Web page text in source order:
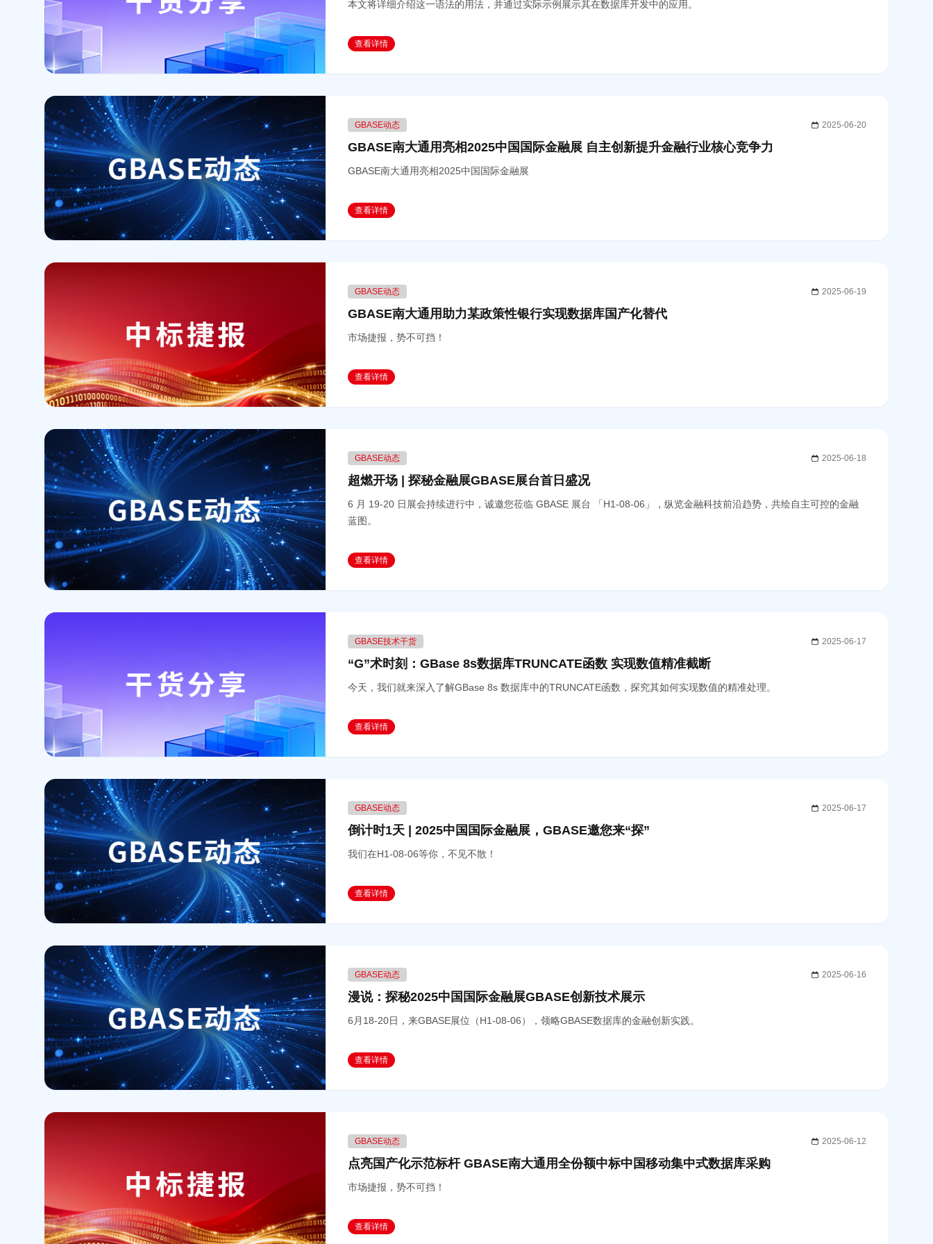
本文将详细介绍这一语法的用法，并通过实际示例展示其在数据库开发中的应用。
查看详情
GBASE动态 2025-06-20
GBASE南大通用亮相2025中国国际金融展 自主创新提升金融行业核心竞争力
GBASE南大通用亮相2025中国国际金融展
查看详情
GBASE动态 2025-06-19
GBASE南大通用助力某政策性银行实现数据库国产化替代
市场捷报，势不可挡！
查看详情
GBASE动态 2025-06-18
超燃开场 | 探秘金融展GBASE展台首日盛况
6 月 19-20 日展会持续进行中，诚邀您莅临 GBASE 展台 「H1-08-06」，纵览金融科技前沿趋势，共绘自主可控的金融
蓝图。
查看详情
GBASE技术干货 2025-06-17
“G”术时刻：GBase 8s数据库TRUNCATE函数 实现数值精准截断
今天，我们就来深入了解GBase 8s 数据库中的TRUNCATE函数，探究其如何实现数值的精准处理。
查看详情
GBASE动态 2025-06-17
倒计时1天 | 2025中国国际金融展，GBASE邀您来“探”
我们在H1-08-06等你，不见不散！
查看详情
GBASE动态 2025-06-16
漫说：探秘2025中国国际金融展GBASE创新技术展示
6月18-20日，来GBASE展位（H1-08-06），领略GBASE数据库的金融创新实践。
查看详情
GBASE动态 2025-06-12
点亮国产化示范标杆 GBASE南大通用全份额中标中国移动集中式数据库采购
市场捷报，势不可挡！
查看详情